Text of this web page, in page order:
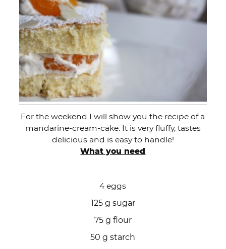
For the weekend I will show you the recipe of a
mandarine-cream-cake. It is very fluffy, tastes
delicious and is easy to handle!
What you need
4 eggs
125 g sugar
75 g flour
50 g starch